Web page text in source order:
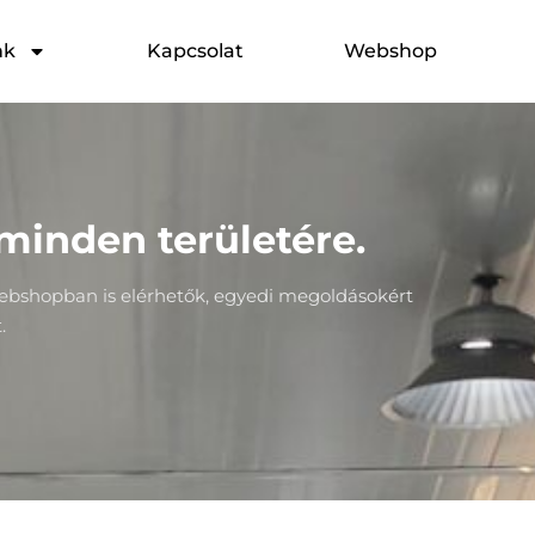
Kapcsolat Webshop
területére.
is elérhetők, egyedi megoldásokért